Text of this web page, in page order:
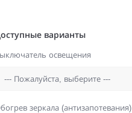
варианты
освещения
зеркала (антизапотевания)